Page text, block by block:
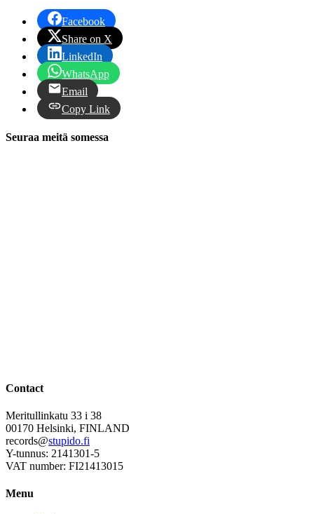
Facebook
Share on X
LinkedIn
WhatsApp
Email
Copy Link
Seuraa meitä somessa
Contact
Meritullinkatu 33 i 38
00170 Helsinki, FINLAND
records@stupido.fi
Y-tunnus: 2141301-5
VAT number: FI21413015
Menu